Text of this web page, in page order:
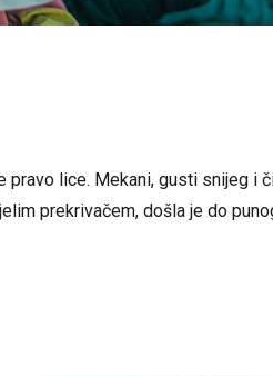
pravo lice. Mekani, gusti snijeg i
prekrivačem, došla je do